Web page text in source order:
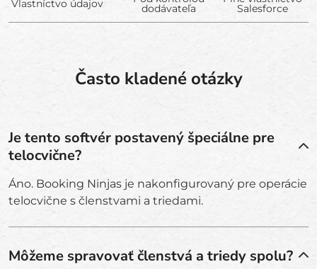
Vlastníctvo údajov dodávateľa Salesforce
Často kladené otázky
Je tento softvér postavený špeciálne pre
telocvične?
Áno. Booking Ninjas je nakonfigurovaný pre operácie
telocvične s členstvami a triedami.
Môžeme spravovať členstvá a triedy spolu?